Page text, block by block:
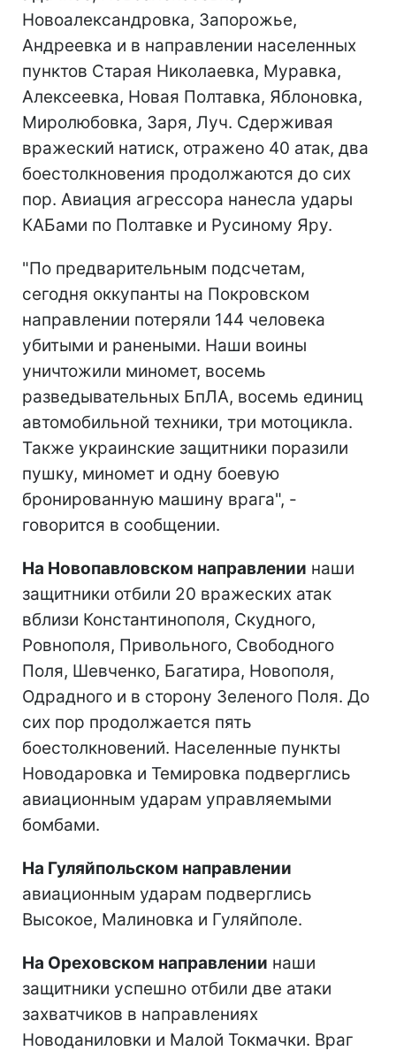
Новоалександровка, Запорожье,
Андреевка и в направлении населенных
пунктов Старая Николаевка, Муравка,
Алексеевка, Новая Полтавка, Яблоновка,
Миролюбовка, Заря, Луч. Сдерживая
вражеский натиск, отражено 40 атак, два
боестолкновения продолжаются до сих
пор. Авиация агрессора нанесла удары
КАБами по Полтавке и Русиному Яру.
"По предварительным подсчетам,
сегодня оккупанты на Покровском
направлении потеряли 144 человека
убитыми и ранеными. Наши воины
уничтожили миномет, восемь
разведывательных БпЛА, восемь единиц
автомобильной техники, три мотоцикла.
Также украинские защитники поразили
пушку, миномет и одну боевую
бронированную машину врага", -
говорится в сообщении.
На Новопавловском направлении наши
защитники отбили 20 вражеских атак
вблизи Константинополя, Скудного,
Ровнополя, Привольного, Свободного
Поля, Шевченко, Багатира, Новополя,
Одрадного и в сторону Зеленого Поля. До
сих пор продолжается пять
боестолкновений. Населенные пункты
Новодаровка и Темировка подверглись
авиационным ударам управляемыми
бомбами.
На Гуляйпольском направлении
авиационным ударам подверглись
Высокое, Малиновка и Гуляйполе.
На Ореховском направлении наши
защитники успешно отбили две атаки
захватчиков в направлениях
Новоданиловки и Малой Токмачки. Враг